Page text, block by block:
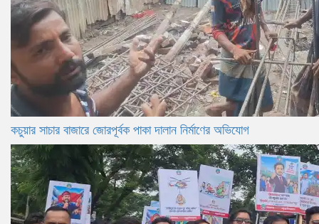
কচুয়ার সাচার বাজারে জোরপূর্বক পাকা দালান নির্মাণের অভিযোগ